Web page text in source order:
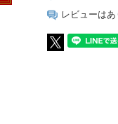
レビューは